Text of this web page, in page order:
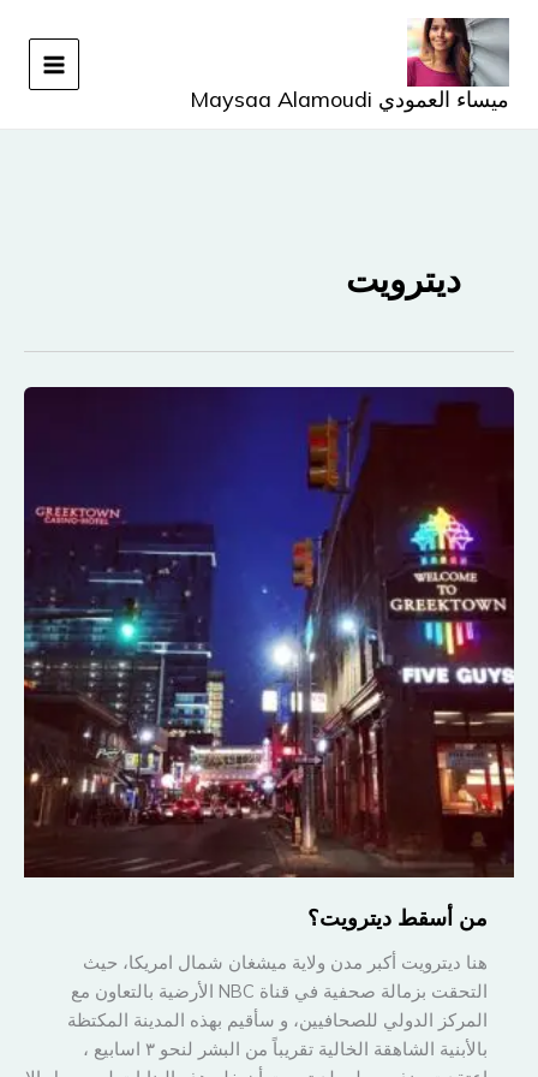
تخطي
المحتوى
ميساء العمودي Maysaa Alamoudi
ديترويت
من أسقط ديترويت؟
هنا ديترويت أكبر مدن ولاية ميشغان شمال امريكا، حيث
التحقت بزمالة صحفية في قناة NBC الأرضية بالتعاون مع
المركز الدولي للصحافيين، و سأقيم بهذه المدينة المكتظة
بالأبنية الشاهقة الخالية تقريباً من البشر لنحو ٣ اسابيع ،